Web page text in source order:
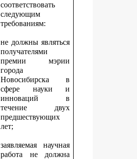
соответствовать
следующим
требованиям:
не должны являться
получателями
премии мэрии
города
Новосибирска в
сфере науки и
инноваций в
течение двух
предшествующих
лет;
заявляемая научная
работа не должна